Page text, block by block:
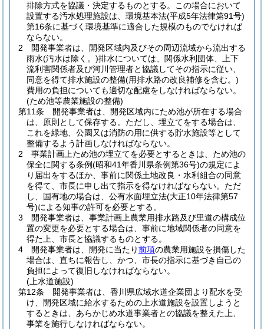
排除方式を協議・決定するものとする。
この場合において
設置する汚水処理施設は、環境基本法(平成5年法律第91号)
第16条に基づく環境基準に適合した規模のものでなければ
ならない。
2
開発事業者は、開発区域内及びその周辺流域から流出する
雨水(汚水は除く。)排水については、関係水利団体、上下
流利害関係者及び河川管理者と協議してその指示に従い、
同意を得て排水施設の整備(用排水路の改良補修を含む。)
費用の負担についても適切な配慮をしなければならない。
(ため池等農業施設の整備)
第11条
開発事業者は、開発区域内にため池が所在する場合
は、原則として保存する。 ただし、埋立てをする場合は、
これを緑地、公園又は消防の用に供する貯水施設等として
整備するよう計画しなければならない。
2
事業計画上ため池の埋立てを必要とするときは、ため池の
保全に関する条例(昭和41年香川県条例第36号)の規定によ
り届出をするほか、事前に関係土地改良・水利組合の同意
を得て、市長に申し出て指示を得なければならない。 ただ
し、国有地の場合は、公有水面埋立法(大正10年法律第57
号)による知事の許可を必要とする。
3
開発事業者は、事業計画上農業用排水路及び里道の構成位
置の変更を必要とする場合は、事前に地域関係者の同意を
得た上、市長と協議するものとする。
4
開発事業者は、開発に当たり前項の農業用施設を損傷した
場合は、直ちに報告し、かつ、市長の指示に基づき自己の
負担によって復旧しなければならない。
(上水道施設)
第12条
開発事業者は、香川県広域水道企業団より配水を受
け、開発区域に給水するための上水道施設を設置しようと
するときは、あらかじめ水道事業者との協議を整えた上、
事業を施行しなければならない。